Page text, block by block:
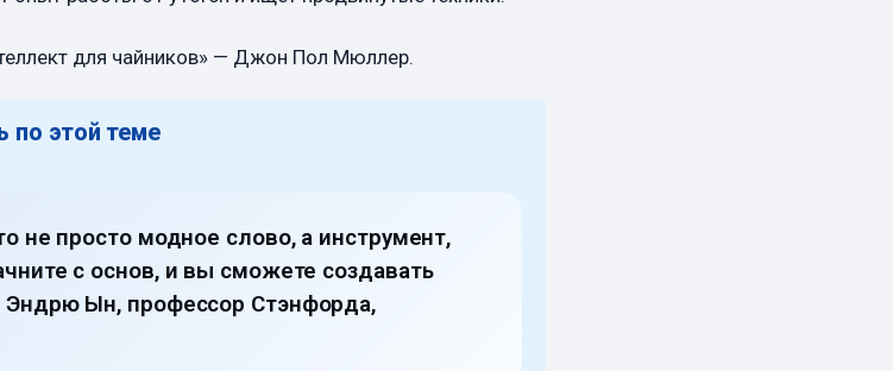
для чайников» — Джон Пол Мюллер.
по этой теме
не просто модное слово, а инструмент,
с основ, и вы сможете создавать
Ын, профессор Стэнфорда,